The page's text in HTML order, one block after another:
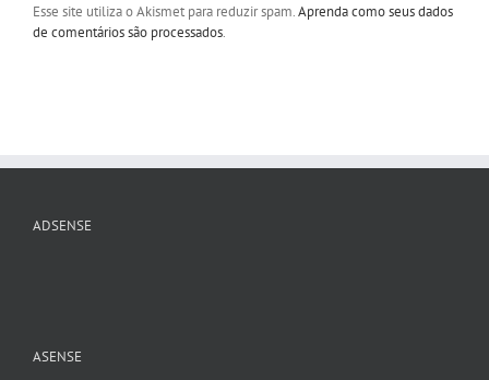
Esse site utiliza o Akismet para reduzir spam.Aprenda como seus dados
de comentários são processados.
ADSENSE
ASENSE